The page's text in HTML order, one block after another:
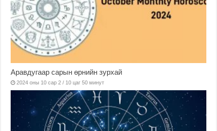
Аравдугаар сарын өрнийн зурхай
2024 оны 10 сар 2 / 10 цаг 50 минут